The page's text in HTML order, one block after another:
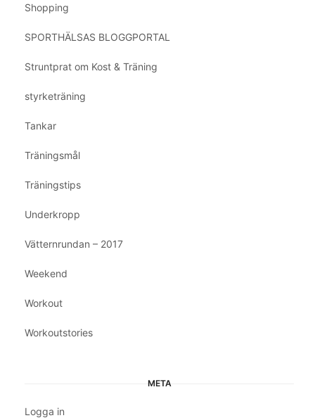
Shopping
SPORTHÄLSAS BLOGGPORTAL
Struntprat om Kost & Träning
styrketräning
Tankar
Träningsmål
Träningstips
Underkropp
Vätternrundan – 2017
Weekend
Workout
Workoutstories
META
Logga in